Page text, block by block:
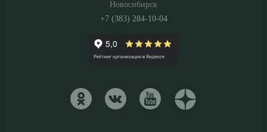
Новосибирск
+7 (383) 284-10-04